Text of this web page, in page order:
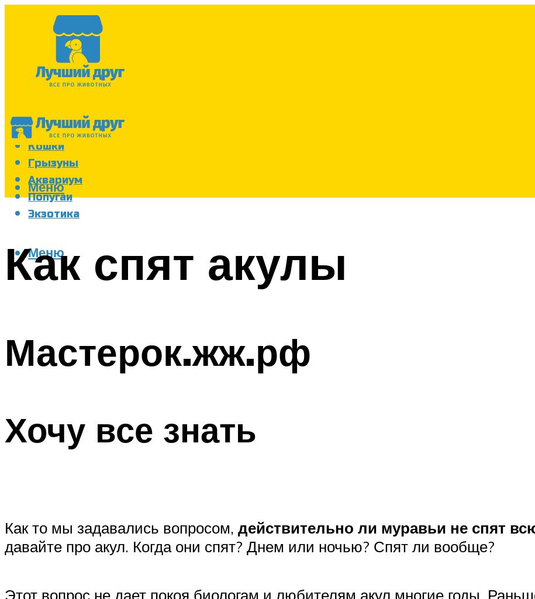
Собаки
Кошки
Грызуны
Аквариум
Попугаи
Экзотика
Меню
Меню
Как спят акулы
Мастерок.жж.рф
Хочу все знать
Как то мы задавались вопросом, действительно ли муравьи не спят
давайте про акул. Когда они спят? Днем или ночью? Спят ли вообще?
Этот вопрос не дает покоя биологам и любителям акул многие годы.